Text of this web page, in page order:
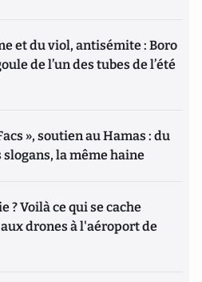
et du viol, antisémite : Boro
de l’un des tubes de l’été
», soutien au Hamas : du
slogans, la même haine
? Voilà ce qui se cache
drones à l'aéroport de